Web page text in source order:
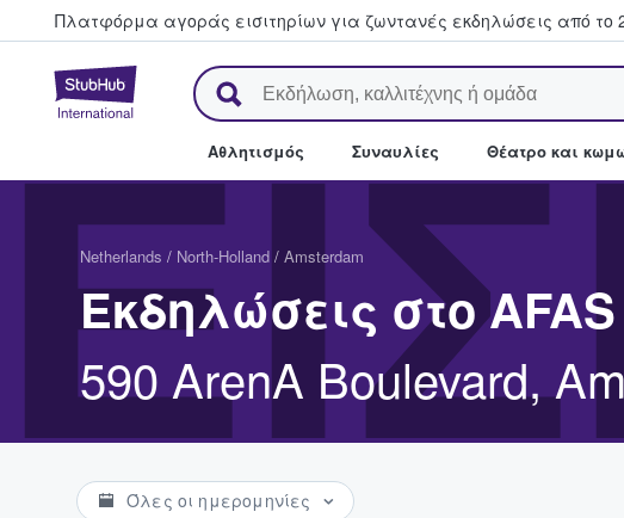
Πλατφόρμα αγοράς εισιτηρίων για ζωντανές εκδηλώσεις από το
StubHub - Όπου οι φαν αγοράζουν
Αθλητισμός Συναυλίες Θέατρο και
Netherlands / North-Holland / Amsterdam
Εκδηλώσεις στο
590 ArenA Boulevard,
Όλες οι ημερομηνίες